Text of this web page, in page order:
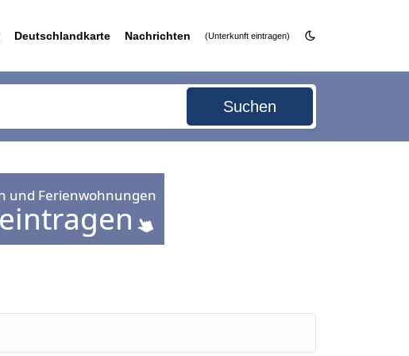
Deutschlandkarte Nachrichten (Unterkunft eintragen)
Suchen